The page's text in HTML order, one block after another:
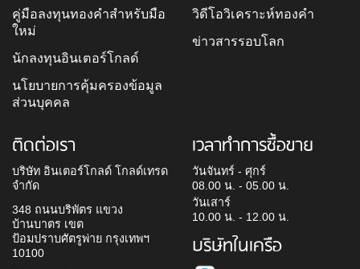
คู่มือลงทุนทองคำสำหรับมือ
ใหม่
นักลงทุนอินเตอร์โกลด์
นโยบายการคุ้มครองข้อมูล
ส่วนบุคคล
วิดีโอวิเคราะห์ทองคำ
ข่าวสารรอบโลก
ติดต่อเรา
บริษัท อินเตอร์โกลด์ โกลด์เทรด
จำกัด
348 ถนนบริพัตร แขวง
บ้านบาตร เขต
ป้อมปราบศัตรูพ่าย กรุงเทพฯ
10100
เวลาทำการซื้อขาย
วันจันทร์ - ศุกร์
08.00 น. - 05.00 น.
วันเสาร์
10.00 น. - 12.00 น.
บริษัทในเครือ